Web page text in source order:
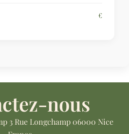
€
nous
3 Rue Longchamp 06000 Nice